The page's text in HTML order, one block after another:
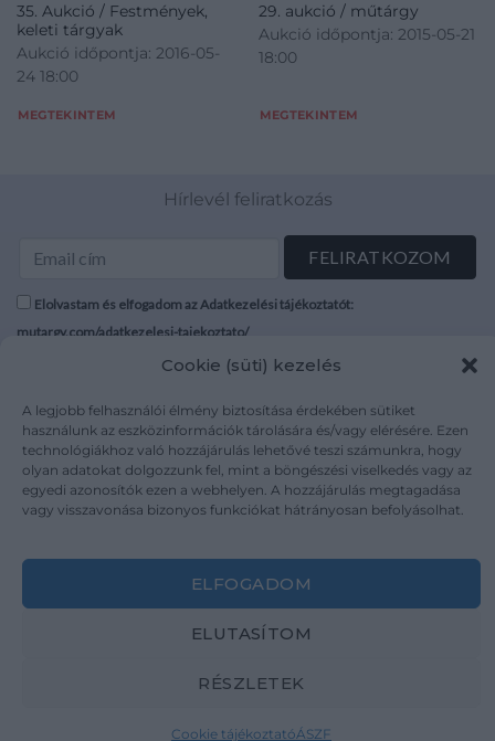
Cookie (süti) kezelés
A legjobb felhasználói élmény biztosítása érdekében sütiket
használunk az eszközinformációk tárolására és/vagy elérésére. Ezen
technológiákhoz való hozzájárulás lehetővé teszi számunkra, hogy
olyan adatokat dolgozzunk fel, mint a böngészési viselkedés vagy az
egyedi azonosítók ezen a webhelyen. A hozzájárulás megtagadása
vagy visszavonása bizonyos funkciókat hátrányosan befolyásolhat.
ELFOGADOM
ELUTASÍTOM
RÉSZLETEK
Cookie tájékoztatóÁSZF
35. Aukció / Festmények,
keleti tárgyak
Aukció időpontja: 2016-05-
24 18:00
MEGTEKINTEM
29. aukció / műtárgy
Aukció időpontja: 2015-05-21
18:00
MEGTEKINTEM
Hírlevél feliratkozás
Elolvastam és elfogadom az Adatkezelési tájékoztatót:
mutargy.com/adatkezelesi-tajekoztato/
Médiaajánlat
Karrier
Kapcsolat
ÁSZF
Adatvédelem
Impresszum
Weboldal és Webshop készítés: